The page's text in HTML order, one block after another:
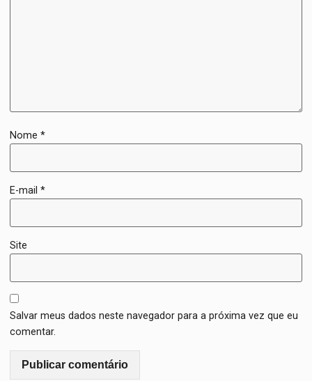
Nome*
E-mail*
Site
Salvar meus dados neste navegador para a próxima vez que eu
comentar.